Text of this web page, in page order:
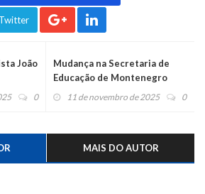
João
0
Mudança na Secretaria de
Educação de Montenegro
11 de novembro de 2025 0
MAIS DO AUTOR